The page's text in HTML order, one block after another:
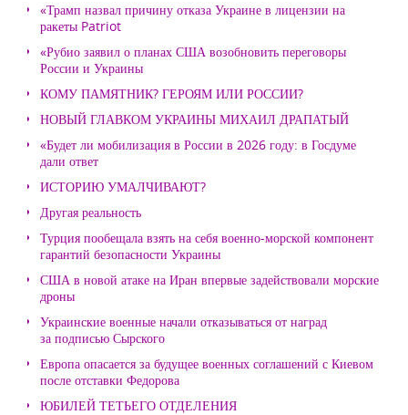
«Трамп назвал причину отказа Украине в лицензии на
ракеты Patriot
«Рубио заявил о планах США возобновить переговоры
России и Украины
КОМУ ПАМЯТНИК? ГЕРОЯМ ИЛИ РОССИИ?
НОВЫЙ ГЛАВКОМ УКРАИНЫ МИХАИЛ ДРАПАТЫЙ
«Будет ли мобилизация в России в 2026 году: в Госдуме
дали ответ
ИСТОРИЮ УМАЛЧИВАЮТ?
Другая реальность
Турция пообещала взять на себя военно-морской компонент
гарантий безопасности Украины
США в новой атаке на Иран впервые задействовали морские
дроны
Украинские военные начали отказываться от наград
за подписью Сырского
Европа опасается за будущее военных соглашений с Киевом
после отставки Федорова
ЮБИЛЕЙ ТЕТЬЕГО ОТДЕЛЕНИЯ